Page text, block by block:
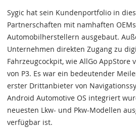
Sygic hat sein Kundenportfolio in
Partnerschaften mit namhaften
Automobilherstellern ausgebaut.
Unternehmen direkten Zugang zu
Fahrzeugcockpit, wie AllGo AppStore
von P3. Es war ein bedeutender
erster Drittanbieter von
Android Automotive OS integriert
neuesten Lkw- und Pkw-Modellen
verfügbar ist.